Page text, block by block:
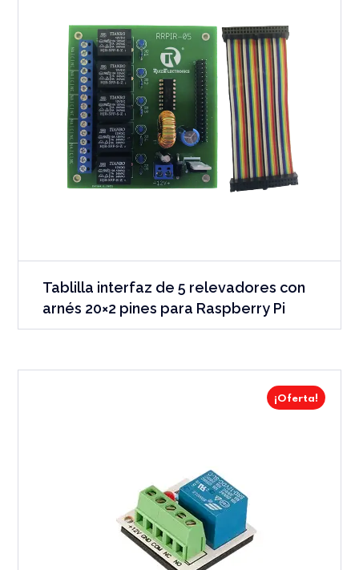
Tablilla interfaz de 5 relevadores con
arnés 20×2 pines para Raspberry Pi
¡Oferta!